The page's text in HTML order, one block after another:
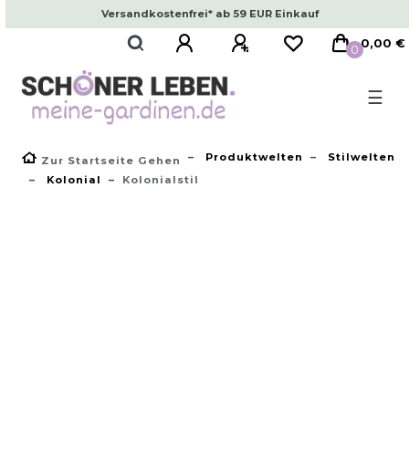
Versandkostenfrei* ab 59 EUR Einkauf
0 0,00 €
☰
Zur Startseite Gehen Produktwelten
Stilwelten
Kolonial
Kolonialstil